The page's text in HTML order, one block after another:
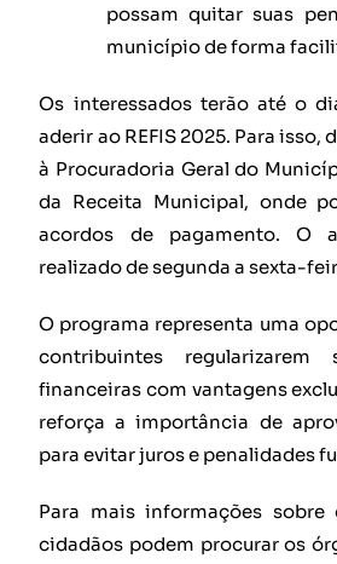
possam quitar suas
município de forma
Os interessados terão até o
aderir ao REFIS 2025. Para isso,
à Procuradoria Geral do
da Receita Municipal, onde
acordos de pagamento. O
realizado de segunda a sexta-
O programa representa uma
contribuintes regularizarem
financeiras com vantagens
reforça a importância de
para evitar juros e penalidades
Para mais informações sobre
cidadãos podem procurar os